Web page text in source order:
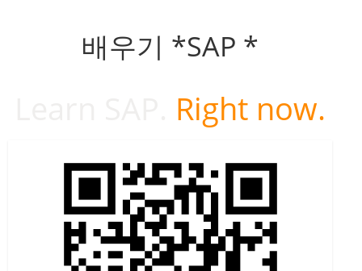
배우기 *SAP *
Right now.